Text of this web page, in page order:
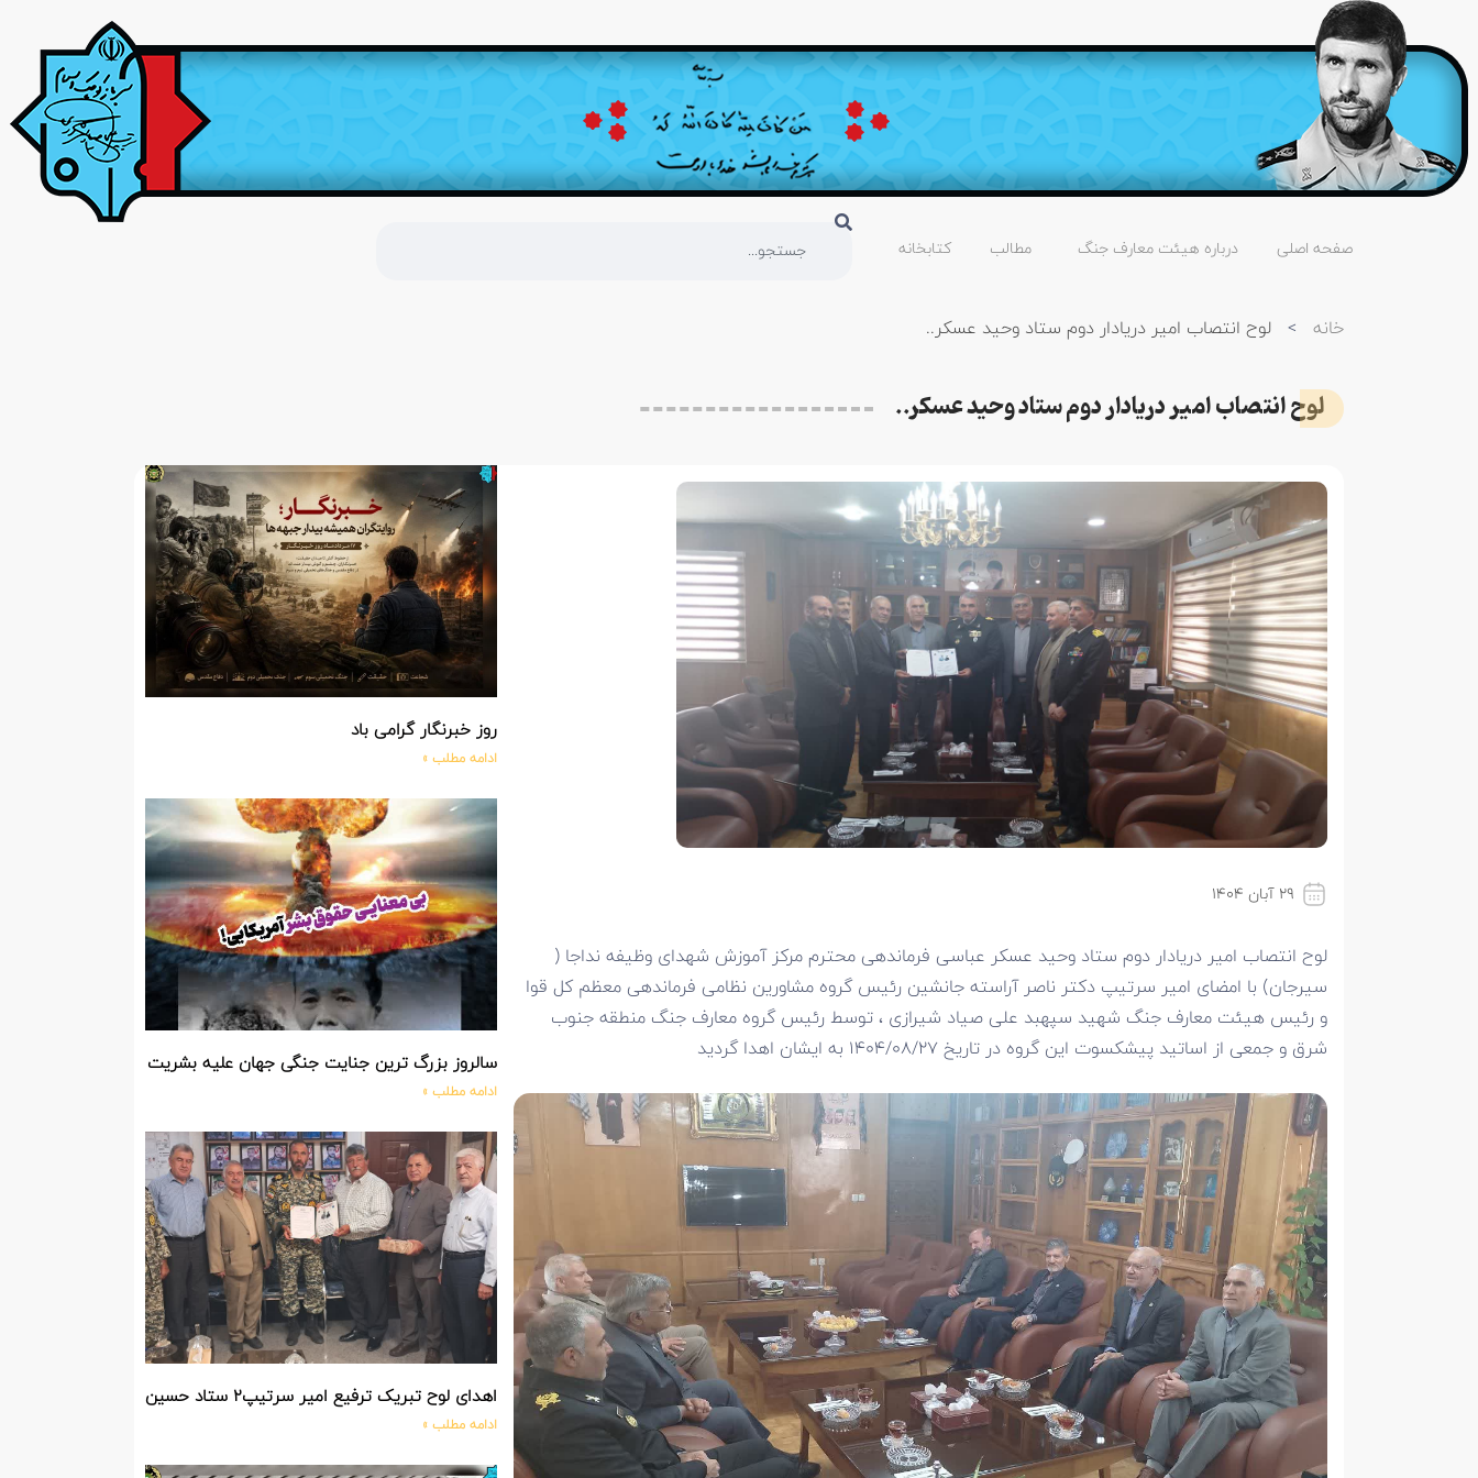
صفحه اصلی درباره هیئت معارف جنگ مطالب کتابخانه
خانه > لوح انتصاب امیر دریادار دوم ستاد وحید عسکر..
لوح انتصاب امیر دریادار دوم ستاد وحید عسکر..
۲۹ آبان ۱۴۰۴
لوح انتصاب امیر دریادار دوم ستاد وحید عسکر عباسی فرماندهی محترم مرکز آموزش شهدای وظیفه نداجا (
سیرجان) با امضای امیر سرتیپ دکتر ناصر آراسته جانشین رئیس گروه مشاورین نظامی فرماندهی معظم کل قوا
و رئیس هیئت معارف جنگ شهید سپهبد علی صیاد شیرازی ، توسط رئیس گروه معارف جنگ منطقه جنوب
شرق و جمعی از اساتید پیشکسوت این گروه در تاریخ ۱۴۰۴/۰۸/۲۷ به ایشان اهدا گردید
روز خبرنگار گرامی باد
ادامه مطلب »
سالروز بزرگ ترین جنایت جنگی جهان علیه بشریت توسط بزرگ ترین
ادامه مطلب »
اهدای لوح تبریک ترفیع امیر سرتیپ۲ ستاد حسین صادق زاده فرمانده تیپ ۲۵ واکنش سریع شهید آبگون نزاجا مستقر در تبریز
ادامه مطلب »